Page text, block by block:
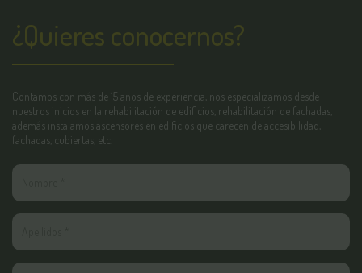
¿Quieres conocernos?
Contamos con más de 15 años de experiencia, nos especializamos desde
nuestros inicios en la rehabilitación de edificios, rehabilitación de fachadas,
además instalamos ascensores en edificios que carecen de accesibilidad,
fachadas, cubiertas, etc.